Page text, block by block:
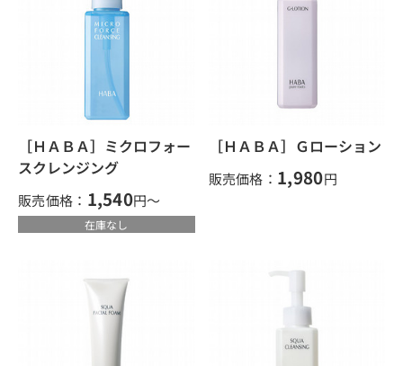
［ＨＡＢＡ］ミクロフォー
スクレンジング
販売価格： 1,540円～
在庫なし
［ＨＡＢＡ］Ｇローション
販売価格： 1,980円